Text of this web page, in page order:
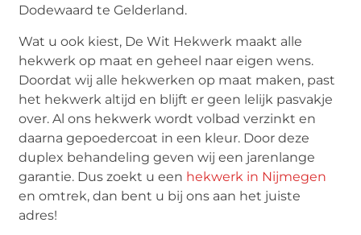
Dodewaard te Gelderland.
Wat u ook kiest, De Wit Hekwerk maakt alle
hekwerk op maat en geheel naar eigen wens.
Doordat wij alle hekwerken op maat maken, past
het hekwerk altijd en blijft er geen lelijk pasvakje
over. Al ons hekwerk wordt volbad verzinkt en
daarna gepoedercoat in een kleur. Door deze
duplex behandeling geven wij een jarenlange
garantie. Dus zoekt u een hekwerk in Nijmegen
en omtrek, dan bent u bij ons aan het juiste
adres!